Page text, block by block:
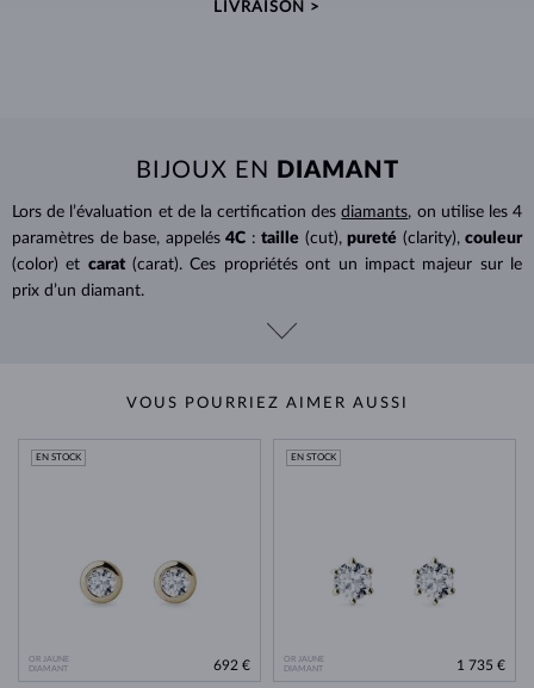
LIVRAISON >
BIJOUX EN DIAMANT
Lors de l’évaluation et de la certification desdiamants, on utilise les 4
paramètres de base, appelés 4C : taille (cut), pureté (clarity), couleur
(color) et carat (carat). Ces propriétés ont un impact majeur sur le
prix d’un diamant.
VOUS POURRIEZ AIMER AUSSI
OR JAUNE
DIAMANT
EN STOCK
692 €
OR JAUNE
DIAMANT
EN STOCK
1 735 €